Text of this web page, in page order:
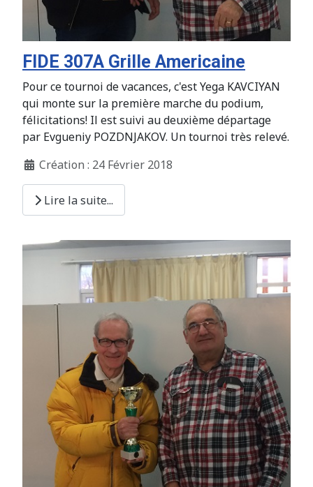
FIDE 307A Grille Americaine
Pour ce tournoi de vacances, c'est Yega KAVCIYAN
qui monte sur la première marche du podium,
félicitations! Il est suivi au deuxième départage
par Evgueniy POZDNJAKOV. Un tournoi très relevé.
Création : 24 Février 2018
Lire la suite...